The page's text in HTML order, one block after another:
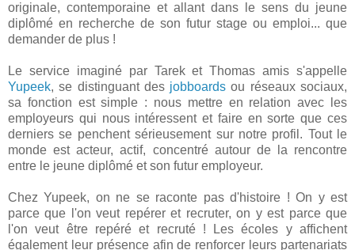
originale, contemporaine et allant dans le sens du jeune
diplômé en recherche de son futur stage ou emploi... que
demander de plus !
Le service imaginé par Tarek et Thomas amis s'appelle
Yupeek, se distinguant des jobboards ou réseaux sociaux,
sa fonction est simple : nous mettre en relation avec les
employeurs qui nous intéressent et faire en sorte que ces
derniers se penchent sérieusement sur notre profil. Tout le
monde est acteur, actif, concentré autour de la rencontre
entre le jeune diplômé et son futur employeur.
Chez Yupeek, on ne se raconte pas d'histoire ! On y est
parce que l'on veut repérer et recruter, on y est parce que
l'on veut être repéré et recruté ! Les écoles y affichent
également leur présence afin de renforcer leurs partenariats